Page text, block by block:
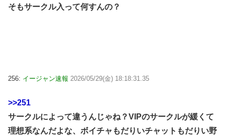
そもサークル入って何すんの？
256: イージャン速報 2026/05/29(金) 18:18:31.35
>>251
サークルによって違うんじゃね？VIPのサークルが緩くて
理想系なんだよな、ボイチャもだりいチャットもだりい野